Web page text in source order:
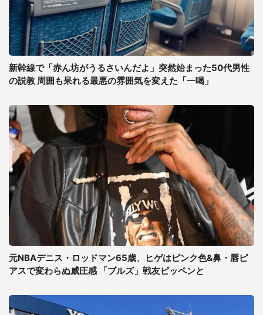
新幹線で「赤ん坊がうるさいんだよ」突然始まった50代男性
の説教 周囲も呆れる最悪の雰囲気を変えた「一喝」
元NBAデニス・ロッドマン65歳、ヒゲはピンク色&鼻・唇ピ
アスで変わらぬ威圧感 「ブルズ」戦友ピッペンと